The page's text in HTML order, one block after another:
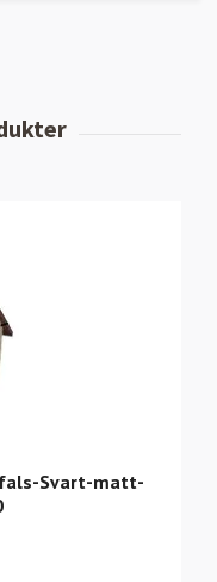
Svart-matt-